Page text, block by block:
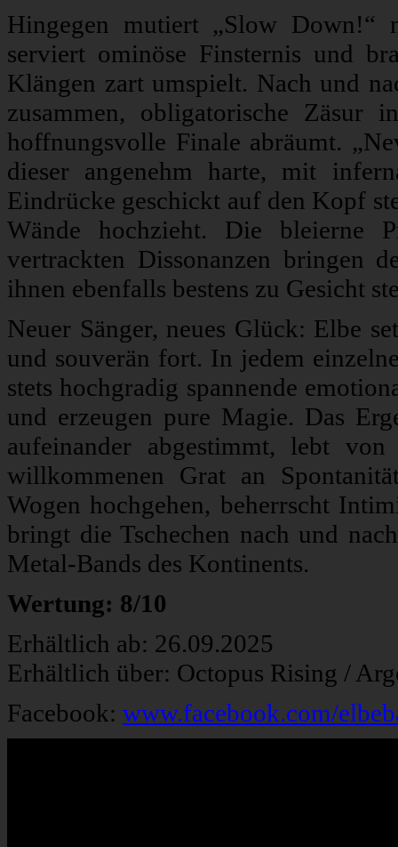
Hingegen mutiert „Slow Down!“
serviert ominöse Finsternis und
Klängen zart umspielt. Nach und
zusammen, obligatorische Zäsur
hoffnungsvolle Finale abräumt.
dieser angenehm harte, mit
Eindrücke geschickt auf den Kopf
Wände hochzieht. Die bleierne
vertrackten Dissonanzen bringen
ihnen ebenfalls bestens zu Gesicht
Neuer Sänger, neues Glück: Elbe
und souverän fort. In jedem
stets hochgradig spannende
und erzeugen pure Magie. Das
aufeinander abgestimmt, lebt
willkommenen Grat an
Wogen hochgehen, beherrscht
bringt die Tschechen nach und
Metal-Bands des Kontinents.
Wertung: 8/10
Erhältlich ab: 26.09.2025
Erhältlich über: Octopus Rising /
Facebook: www.facebook.com/